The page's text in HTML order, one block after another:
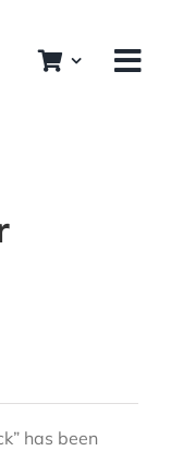
has been